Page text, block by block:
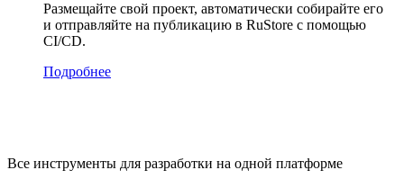
Размещайте свой проект, автоматически собирайте его
и отправляйте на публикацию в RuStore с помощью
CI/CD.
Подробнее
Все инструменты для разработки на одной платформе